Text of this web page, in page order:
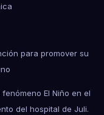
para promover su
El Niño en el
del hospital de Juli.